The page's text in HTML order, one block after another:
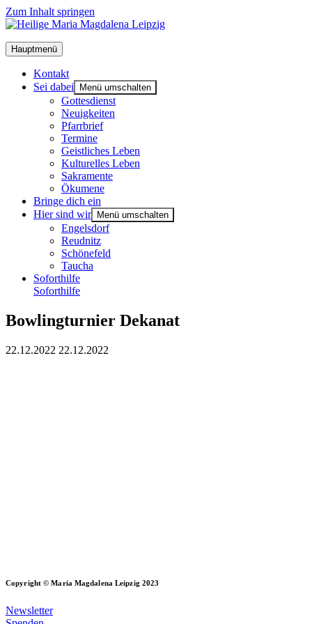
Zum Inhalt springen
Hauptmenü
Kon­takt
Sei dabei
Menü umschalten
Got­tes­dienst
Neu­ig­kei­ten
Pfarr­brief
Ter­mi­ne
Geist­li­ches Leben
Kul­tu­rel­les Leben
Sakra­men­te
Öku­me­ne
Brin­ge dich ein
Hier sind wir
Menü umschalten
Engels­dorf
Reud­nitz
Schö­ne­feld
Tau­cha
Soforthilfe
Soforthilfe
Bow­ling­tur­nier Dekanat
22.12.2022 22.12.2022
Copyright © Maria Magdalena Leipzig 2023
Newsletter